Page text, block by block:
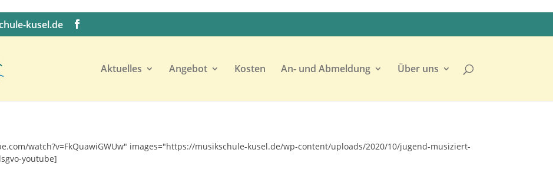
kusel.de
Aktuelles Angebot Kosten An- und Abmeldung Über uns
watch?v=FkQuawiGWUw" images="https://musikschule-kusel.de/wp-content/uploads/2020/10/jugend-musiziert-
youtube]